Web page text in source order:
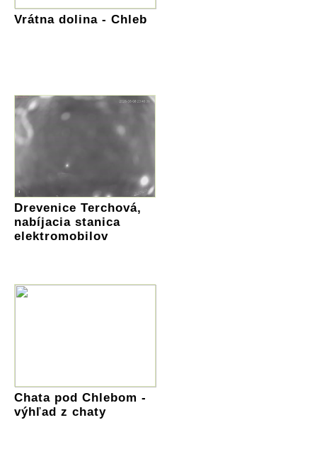
Vrátna dolina - Chleb
Drevenice Terchová,
nabíjacia stanica
elektromobilov
Chata pod Chlebom -
výhľad z chaty